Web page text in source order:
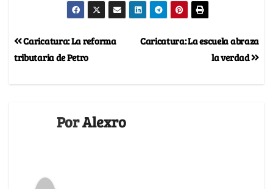
Caricatura: La escuela abraza
la verdad
Caricatura: La reforma
tributaria de Petro
PorAlexro